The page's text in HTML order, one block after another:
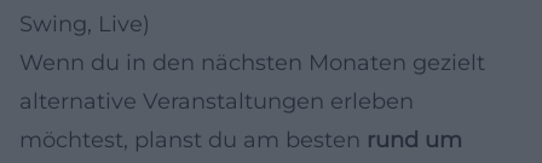
Swing, Live)
Wenn du in den nächsten Monaten gezielt
alternative Veranstaltungen erleben
möchtest, planst du am besten rund um